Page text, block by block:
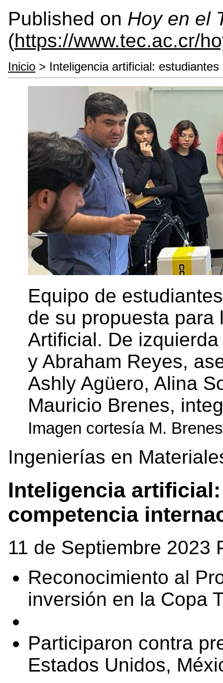
Published on Hoy en el
(https://www.tec.ac.cr/
Inicio > Inteligencia artificial:
Equipo de
de su propuesta para
Artificial. De
y Abraham Reyes,
Ashly Agüero, Alina
Mauricio Brenes,
Imagen cortesía M.
Ingenierías en
Inteligencia
competencia
11 de Septiembre 2023
Reconocimiento al
inversión en la Copa
Participaron contra
Estados Unidos,